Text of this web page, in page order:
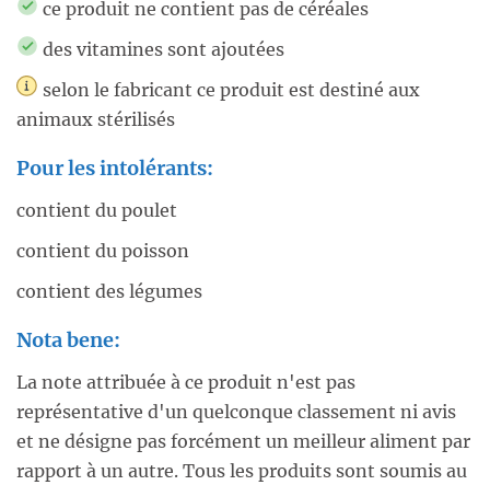
ce produit ne contient pas de céréales
des vitamines sont ajoutées
selon le fabricant ce produit est destiné aux
animaux stérilisés
Pour les intolérants:
contient du poulet
contient du poisson
contient des légumes
Nota bene:
La note attribuée à ce produit n'est pas
représentative d'un quelconque classement ni avis
et ne désigne pas forcément un meilleur aliment par
rapport à un autre. Tous les produits sont soumis au